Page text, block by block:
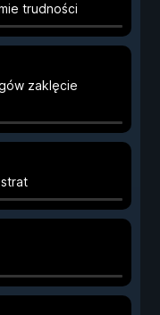
trudności
zaklęcie